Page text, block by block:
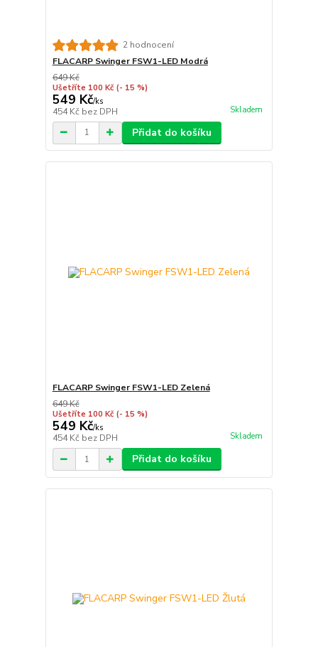
2 hodnocení
FLACARP Swinger FSW1-LED Modrá
649 Kč
Ušetříte 100 Kč (- 15 %)
549 Kč/ks
454 Kč bez DPH Skladem
Přidat do košíku
FLACARP Swinger FSW1-LED Zelená
649 Kč
Ušetříte 100 Kč (- 15 %)
549 Kč/ks
454 Kč bez DPH Skladem
Přidat do košíku